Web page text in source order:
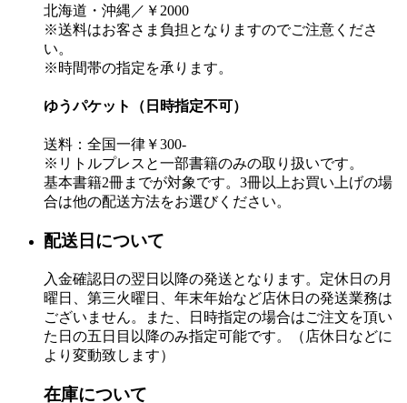
北海道・沖縄／￥2000
※送料はお客さま負担となりますのでご注意くださ
い。
※時間帯の指定を承ります。
ゆうパケット（日時指定不可）
送料：全国一律￥300-
※リトルプレスと一部書籍のみの取り扱いです。
基本書籍2冊までが対象です。3冊以上お買い上げの場
合は他の配送方法をお選びください。
配送日について
入金確認日の翌日以降の発送となります。定休日の月
曜日、第三火曜日、年末年始など店休日の発送業務は
ございません。また、日時指定の場合はご注文を頂い
た日の五日目以降のみ指定可能です。（店休日などに
より変動致します）
在庫について